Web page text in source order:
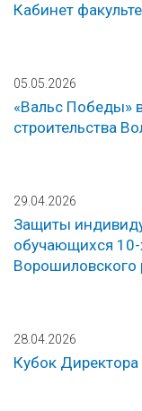
Кабинет
05.05.2026
«Вальс Победы»
строительства
29.04.2026
Защиты
обучающихся
Ворошиловского
28.04.2026
Кубок